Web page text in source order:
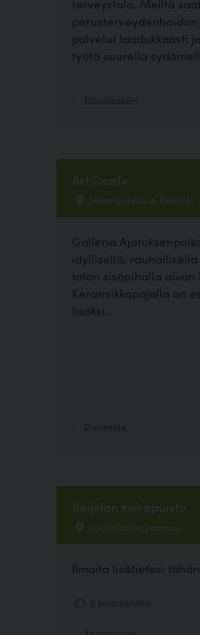
terveystalo. Meiltä
palvelut laadukkaasti
työtä suurella
Art@cafe
Helenankatu 4, Helsinki
Galleria
idyllisellä,
talon sisäpihalla aivan
Keramiikkapajalla on
lisäksi...
Reijolan koirapuisto
Louhelantie, Joensuu
Ilmoita lisätietosi